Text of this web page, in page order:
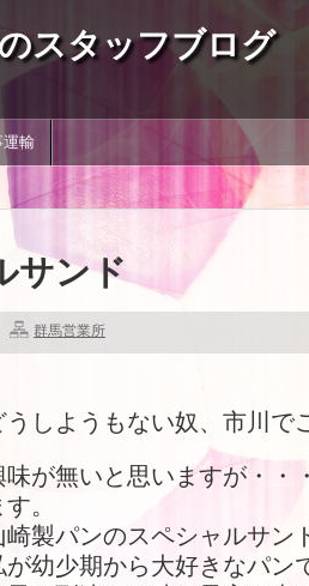
スタッフブログ
運輸
サンド
群馬営業所
しようもない奴、市川で
が無いと思いますが・・
。
製パンのスペシャルサン
が幼少期から大好きなパン